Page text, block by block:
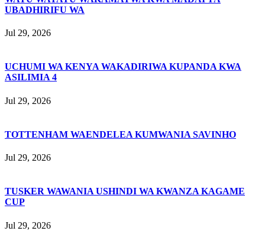
UBADHIRIFU WA
Jul 29, 2026
UCHUMI WA KENYA WAKADIRIWA KUPANDA KWA
ASILIMIA 4
Jul 29, 2026
TOTTENHAM WAENDELEA KUMWANIA SAVINHO
Jul 29, 2026
TUSKER WAWANIA USHINDI WA KWANZA KAGAME
CUP
Jul 29, 2026